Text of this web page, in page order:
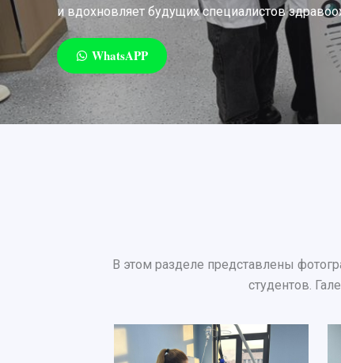
и вдохновляет будущих специалистов
WhatsAPP
В этом разделе представлены
студентов.